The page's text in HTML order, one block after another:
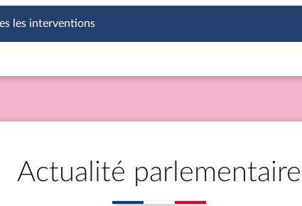
les interventions
Actualité parlementaire